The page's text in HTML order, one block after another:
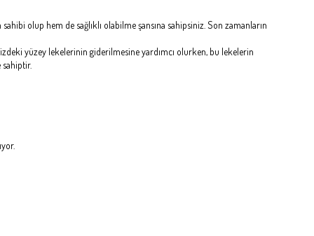
olup hem de sağlıklı olabilme şansına sahipsiniz. Son zamanların
yüzey lekelerinin giderilmesine yardımcı olurken, bu lekelerin